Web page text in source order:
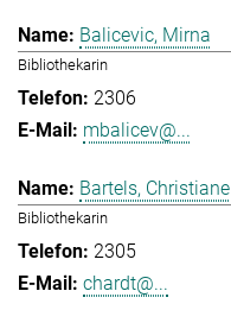
Balicevic, Mirna
Bibliothekarin
2306
mbalicev@...
Bartels, Christiane
Bibliothekarin
2305
chardt@...